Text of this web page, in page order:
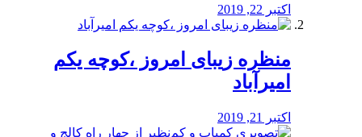
اکتبر 22, 2019
منظره‌‌ زیبای امروز ،کوچه یکم
امیرآباد
اکتبر 21, 2019